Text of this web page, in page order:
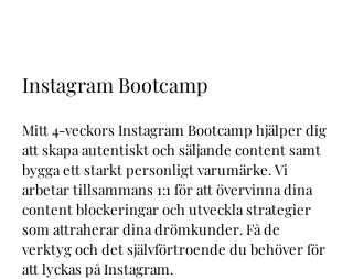
Instagram Bootcamp
Mitt 4-veckors Instagram Bootcamp hjälper dig
att skapa autentiskt och säljande content samt
bygga ett starkt personligt varumärke. Vi
arbetar tillsammans 1:1 för att övervinna dina
content blockeringar och utveckla strategier
som attraherar dina drömkunder. Få de
verktyg och det självförtroende du behöver för
att lyckas på Instagram.